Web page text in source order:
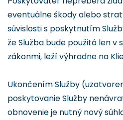
eventuálne škody alebo
súvislosti s poskytnutím
že Služba bude použitá len v
zákonmi, leží výhradne na
Ukončením Služby
poskytovanie Služby
obnovenie je nutný nový